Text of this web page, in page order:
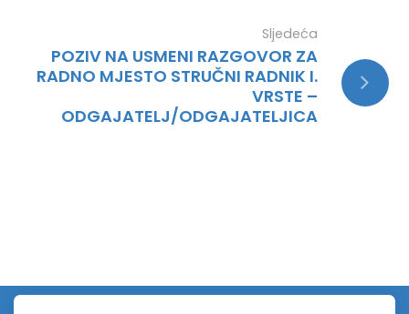
Sljedeća
POZIV NA USMENI RAZGOVOR ZA
RADNO MJESTO STRUČNI RADNIK I.
VRSTE –
ODGAJATELJ/ODGAJATELJICA